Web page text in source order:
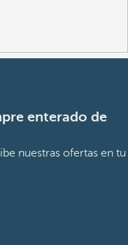
enterado de
nuestras ofertas en tu